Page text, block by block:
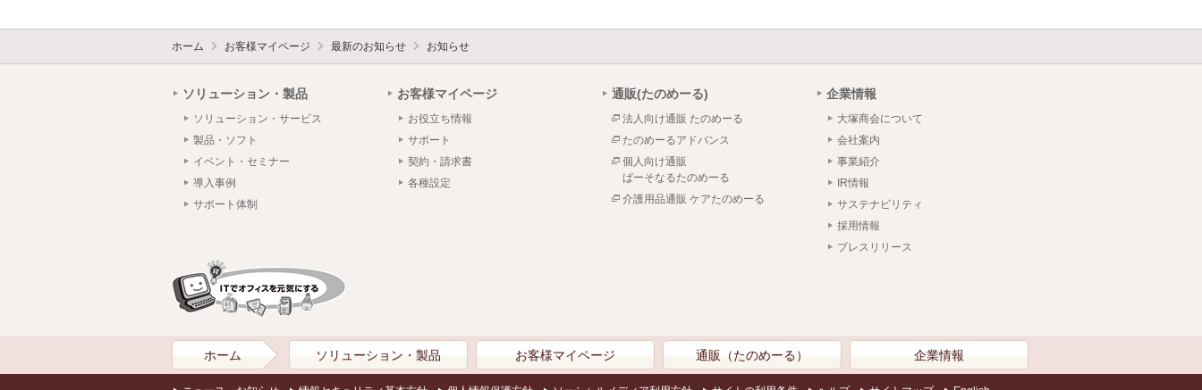
ホーム お客様マイページ 最新のお知らせ お知らせ
ソリューション・製品
ソリューション・サービス
製品・ソフト
イベント・セミナー
導入事例
サポート体制
お客様マイページ
お役立ち情報
サポート
契約・請求書
各種設定
通販(たのめーる)
法人向け通販 たのめーる
たのめーるアドバンス
個人向け通販
ぱーそなるたのめーる
介護用品通販 ケアたのめーる
企業情報
大塚商会について
会社案内
事業紹介
IR情報
サステナビリティ
採用情報
プレスリリース
ホーム ソリューション・製品 お客様マイページ 通販（たのめーる） 企業情報